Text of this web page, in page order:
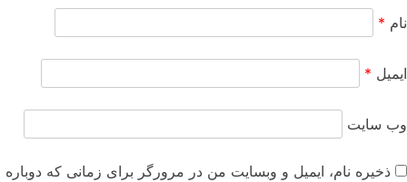
*
*
سایت
ذخیره نام، ایمیل و وبسایت من در مرورگر برای زمانی که دوباره